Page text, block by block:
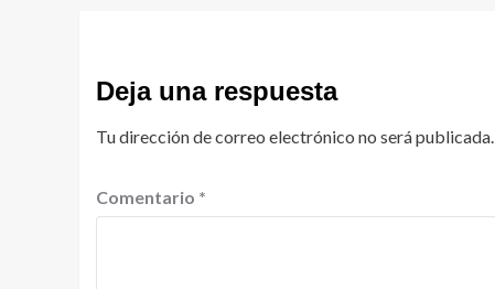
Deja una respuesta
Tu dirección de correo electrónico no será publicada.
Comentario *